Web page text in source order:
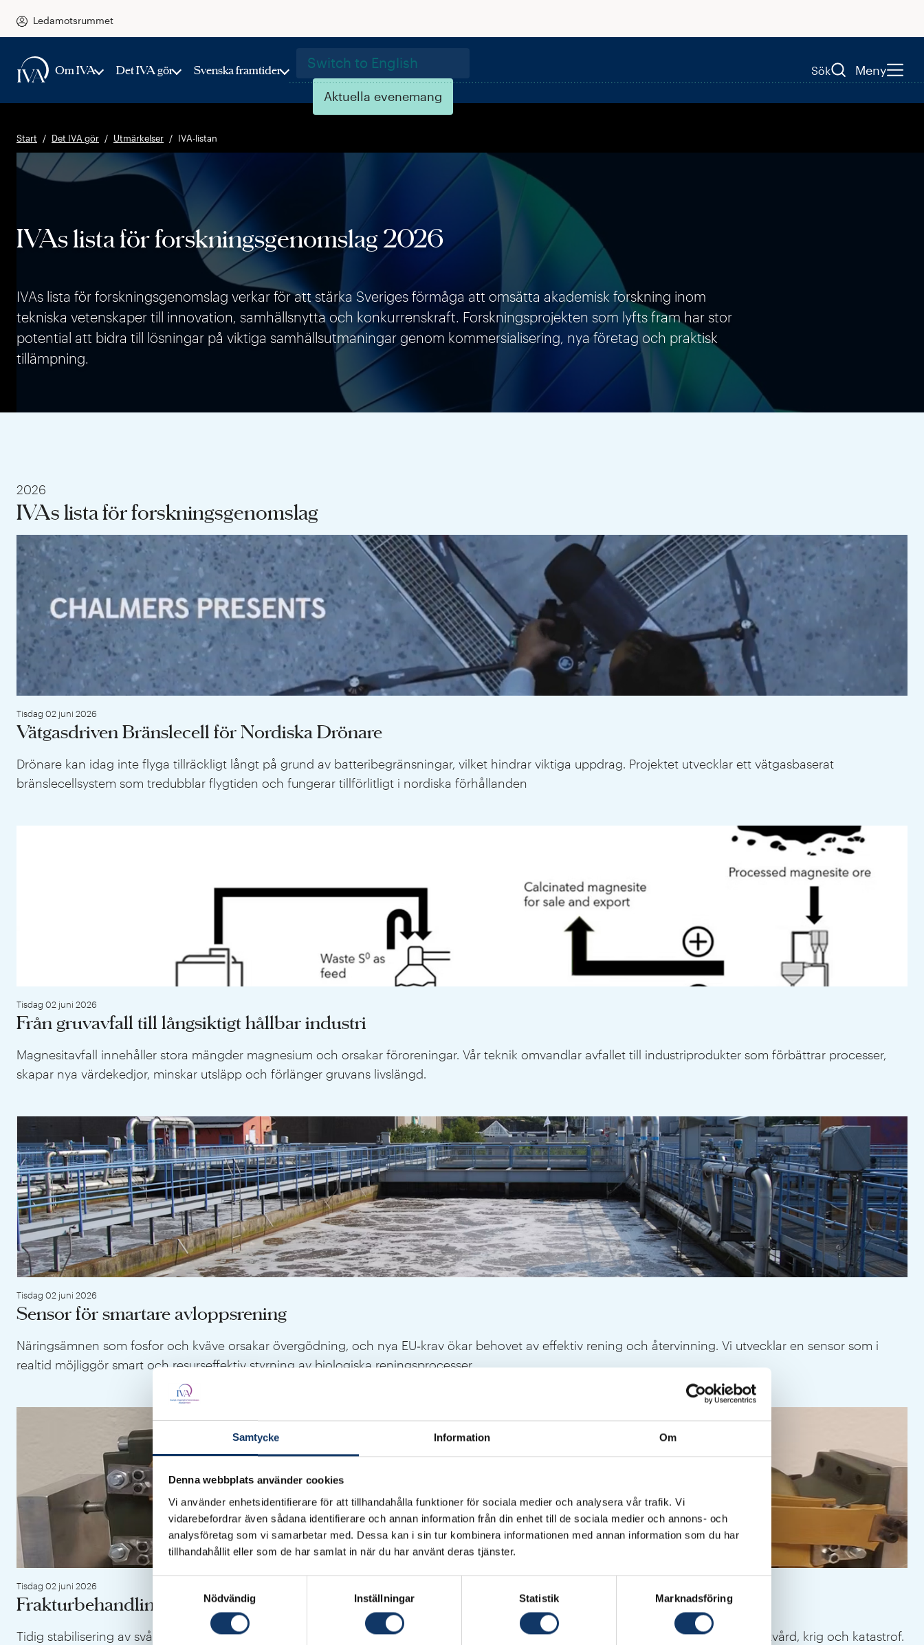
Samtycke Information Om
Denna webbplats använder cookies
Vi använder enhetsidentifierare för att tillhandahålla funktioner för sociala medier och analysera vår trafik. Vi
vidarebefordrar även sådana identifierare och annan information från din enhet till de sociala medier och annons- och
analysföretag som vi samarbetar med. Dessa kan i sin tur kombinera informationen med annan information som du har
tillhandahållit eller som de har samlat in när du har använt deras tjänster.
Nödvändig
Inställningar Statistik Marknadsföring
Ledamotsrummet
Om IVA Det IVA gör Svenska framtider Switch to English
Aktuella evenemang
Sök Meny
Start Det IVA gör Utmärkelser IVA-listan
IVAs lista för forskningsgenomslag 2026
IVAs lista för forskningsgenomslag verkar för att stärka Sveriges förmåga att omsätta akademisk forskning inom
tekniska vetenskaper till innovation, samhällsnytta och konkurrenskraft. Forskningsprojekten som lyfts fram har stor
potential att bidra till lösningar på viktiga samhällsutmaningar genom kommersialisering, nya företag och praktisk
tillämpning.
2026
IVAs lista för forskningsgenomslag
Tisdag 02 juni 2026
Vätgasdriven Bränslecell för Nordiska Drönare
Drönare kan idag inte flyga tillräckligt långt på grund av batteribegränsningar, vilket hindrar viktiga uppdrag. Projektet utvecklar ett vätgasbaserat
bränslecellsystem som tredubblar flygtiden och fungerar tillförlitligt i nordiska förhållanden
Tisdag 02 juni 2026
Från gruvavfall till långsiktigt hållbar industri
Magnesitavfall innehåller stora mängder magnesium och orsakar föroreningar. Vår teknik omvandlar avfallet till industriprodukter som förbättrar processer,
skapar nya värdekedjor, minskar utsläpp och förlänger gruvans livslängd.
Tisdag 02 juni 2026
Sensor för smartare avloppsrening
Näringsämnen som fosfor och kväve orsakar övergödning, och nya EU‑krav ökar behovet av effektiv rening och återvinning. Vi utvecklar en sensor som i
realtid möjliggör smart och resurseffektiv styrning av biologiska reningsprocesser.
Tisdag 02 juni 2026
Frakturbehandling för akutvård, kris och katastrof
Tidig stabilisering av svåra frakturer minskar smärta, blodförlust och vårdens belastning. Vår nya teknik minskar personalbehovet i akutvård, krig och katastrof.